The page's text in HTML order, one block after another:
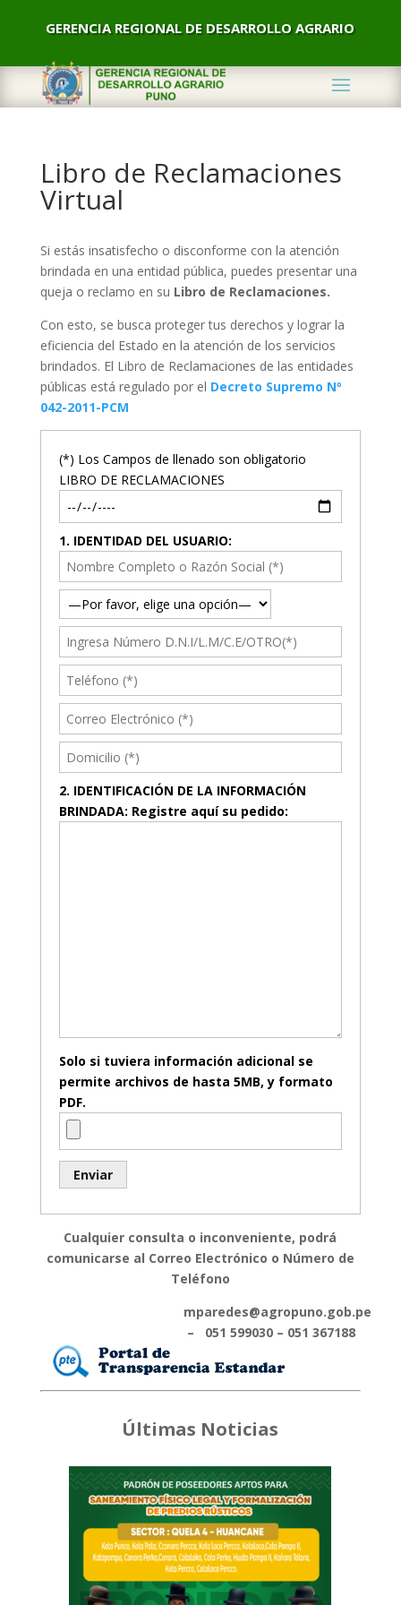
GERENCIA REGIONAL DE DESARROLLO AGRARIO
Libro de Reclamaciones
Virtual
Si estás insatisfecho o disconforme con la atención
brindada en una entidad pública, puedes presentar una
queja o reclamo en su Libro de Reclamaciones.
Con esto, se busca proteger tus derechos y lograr la
eficiencia del Estado en la atención de los servicios
brindados. El Libro de Reclamaciones de las entidades
públicas está regulado por el Decreto Supremo Nº
042-2011-PCM
(*) Los Campos de llenado son obligatorio
LIBRO DE RECLAMACIONES
1. IDENTIDAD DEL USUARIO:
2. IDENTIFICACIÓN DE LA INFORMACIÓN
BRINDADA: Registre aquí su pedido:
Solo si tuviera información adicional se
permite archivos de hasta 5MB, y formato
PDF.
Cualquier consulta o inconveniente, podrá
comunicarse al Correo Electrónico o Número de
Teléfono
mparedes@agropuno.gob.pe
– 051 599030 – 051 367188
Últimas Noticias